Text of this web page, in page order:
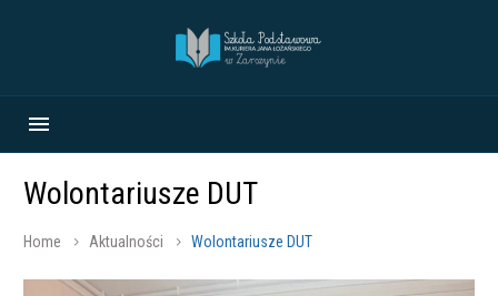
Wolontariusze DUT
Home Aktualności Wolontariusze DUT